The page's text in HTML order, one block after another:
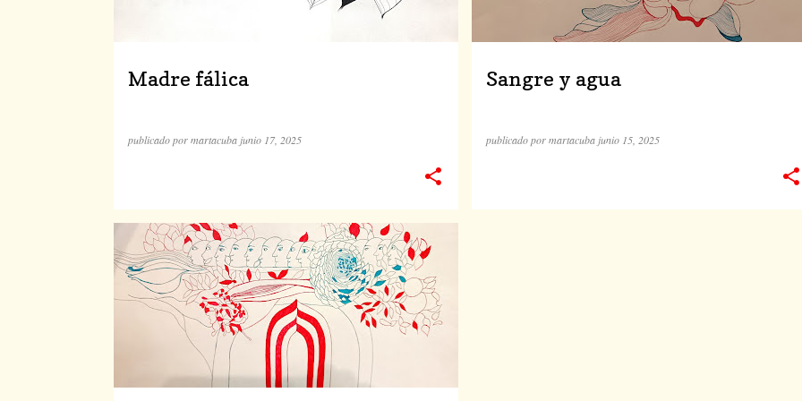
Madre fálica
publicado pormartacuba junio 17, 2025
Sangre y agua
publicado pormartacuba junio 15, 2025
DIBUJOS SIMBOLISMO TEXTOS SAGRADOS